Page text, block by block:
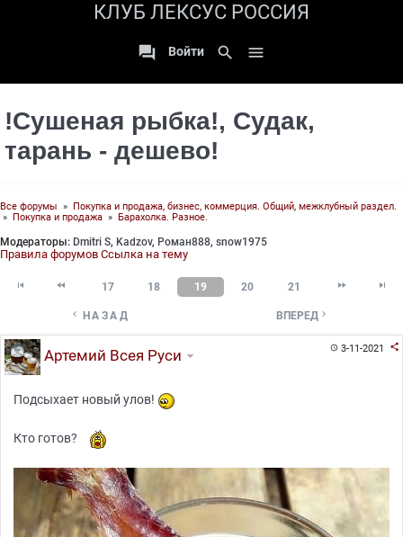
КЛУБ ЛЕКСУС РОССИЯ
 Войти search 
!Сушеная рыбка!, Судак,
тарань - дешево!
Все форумы » Покупка и продажа, бизнес, коммерция. Общий, межклубный раздел.
» Покупка и продажа » Барахолка. Разное.
Модераторы: Dmitri S, Kadzov, Роман888, snow1975
Правила форумов Ссылка на тему
  17 18 19 20 21  
 НАЗАД ВПЕРЕД 
3-11-2021 
Артемий Всея Руси
Подсыхает новый улов!
Кто готов?